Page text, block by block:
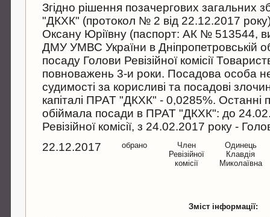
Згідно рішення позачергових загальних
"ДКХК" (протокол № 2 від 22.12.2017
Оксану Юріївну (паспорт: АК № 513544,
ДМУ УМВС України в Дніпропетровській
посаду Голови Ревізійної комісії
повноважень 3-и роки. Посадова особа
судимості за корисливі та посадові
капіталі ПРАТ "ДКХК" - 0,0285%.
обіймала посади в ПРАТ "ДКХК": до
Ревізійної комісії, з 24.02.2017 року -
22.12.2017
обрано
Член
Ревізійної
комісії
Одинець
Клавдія
Миколаївна
Зміст інформації: